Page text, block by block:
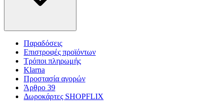
Παραδόσεις
Επιστροφές προϊόντων
Τρόποι πληρωμής
Klarna
Προστασία αγορών
Άρθρο 39
Δωροκάρτες SHOPFLIX